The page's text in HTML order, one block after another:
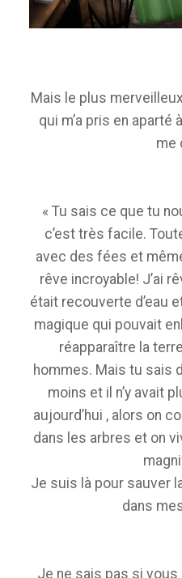
Mais le plus
qui m’a pris en aparté
me
« Tu sais ce que tu
c’est très facile.
avec des fées et
rêve incroyable! J’ai
était recouverte d’eau
magique qui pouvait
réapparaître la
hommes. Mais tu sais
moins et il n’y avait
aujourd’hui , alors on
dans les arbres et on
Je suis là pour sauver
dans
Je ne sais pas si